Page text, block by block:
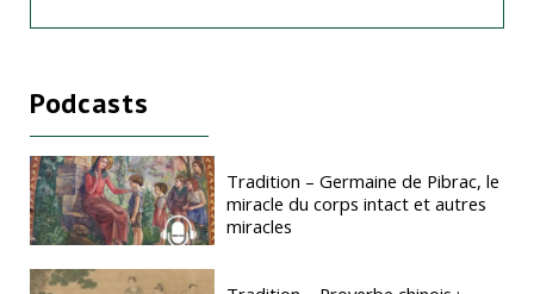
Podcasts
Tradition – Germaine de Pibrac, le
miracle du corps intact et autres
miracles